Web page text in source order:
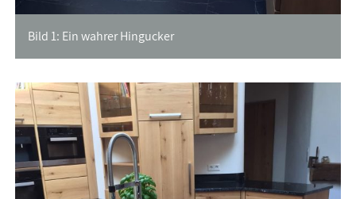
Bild 1: Ein wahrer Hingucker